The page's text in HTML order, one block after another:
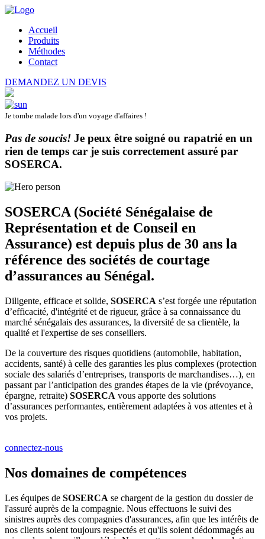
Accueil
Produits
Méthodes
Contact
DEMANDEZ UN DEVIS
Je tombe malade lors d'un voyage d'affaires !
Pas de soucis! Je peux être soigné ou rapatrié en un
rien de temps car je suis correctement assuré par
SOSERCA.
SOSERCA (Société Sénégalaise de
Représentation et de Conseil en
Assurance) est depuis plus de 30 ans la
référence des sociétés de courtage
d’assurances au Sénégal.
Diligente, efficace et solide, SOSERCA s’est forgée une réputation
d’efficacité, d'intégrité et de rigueur, grâce à sa connaissance du
marché sénégalais des assurances, la diversité de sa clientèle, la
qualité et l'expertise de ses conseillers.
De la couverture des risques quotidiens (automobile, habitation,
accidents, santé) à celle des garanties les plus complexes (protection
sociale des salariés d’entreprises, transports de marchandises…), en
passant par l’anticipation des grandes étapes de la vie (prévoyance,
épargne, retraite) SOSERCA vous apporte des solutions
d’assurances performantes, entièrement adaptées à vos attentes et à
vos projets.
connectez-nous
Nos domaines de compétences
Les équipes de SOSERCA se chargent de la gestion du dossier de
l'assuré auprès de la compagnie. Nous effectuons le suivi des
sinistres auprès des compagnies d'assurances, afin que les intérêts de
nos clients soient toujours respectés et qu'ils soient dédommagés au